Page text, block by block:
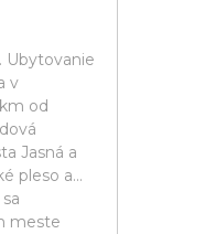
Ubytovanie
v
od
Jasná a
pleso a...
meste